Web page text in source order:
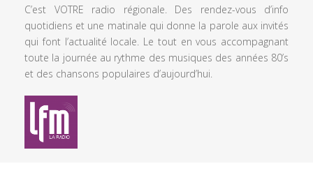
C’est VOTRE radio régionale. Des rendez-vous d’info
quotidiens et une matinale qui donne la parole aux invités
qui font l’actualité locale. Le tout en vous accompagnant
toute la journée au rythme des musiques des années 80’s
et des chansons populaires d’aujourd’hui.